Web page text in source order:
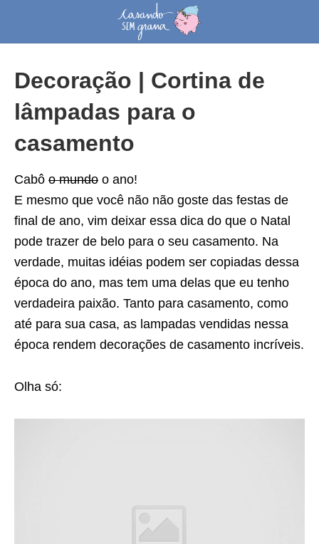
Decoração | Cortina de
lâmpadas para o
casamento
Cabô o mundo o ano!
E mesmo que você não não goste das festas de
final de ano, vim deixar essa dica do que o Natal
pode trazer de belo para o seu casamento. Na
verdade, muitas idéias podem ser copiadas dessa
época do ano, mas tem uma delas que eu tenho
verdadeira paixão. Tanto para casamento, como
até para sua casa, as lampadas vendidas nessa
época rendem decorações de casamento incríveis.
Olha só: